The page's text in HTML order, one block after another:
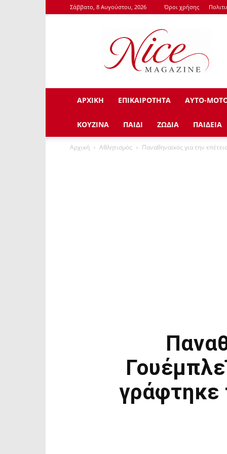
Σάββατο, 8 Αυγούστου, 2026 Όροι χρήσης
NiceMagazine.Gr
ΑΡΧΙΚΗ ΕΠΙΚΑΙΡΟΤΗΤΑ ΑΥΤΟ-
ΚΟΥΖΙΝΑ ΠΑΙΔΙ ΖΩΔΙΑ ΠΑΙΔΕΙΑ
Αρχική Αθλητισμός Παναθηναϊκός για την
γράφτηκε